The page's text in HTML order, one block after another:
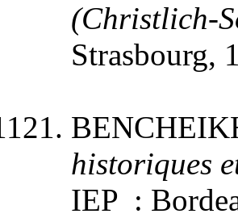
(Christlich-
Strasbourg,
historiques
IEP :